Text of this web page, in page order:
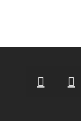
Sperrung
aktuellen
​Sperrung